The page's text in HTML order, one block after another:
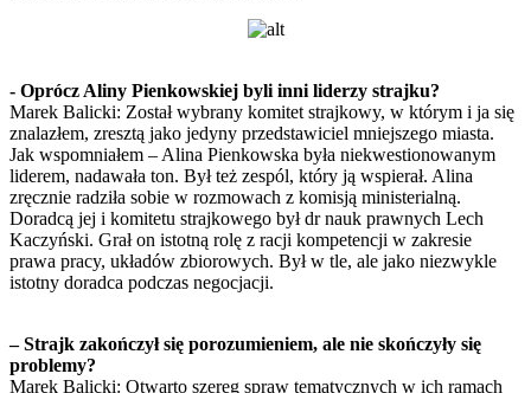
- Oprócz Aliny Pienkowskiej byli inni liderzy strajku?
Marek Balicki: Został wybrany komitet strajkowy, w którym i ja się
znalazłem, zresztą jako jedyny przedstawiciel mniejszego miasta.
Jak wspomniałem – Alina Pienkowska była niekwestionowanym
liderem, nadawała ton. Był też zespól, który ją wspierał. Alina
zręcznie radziła sobie w rozmowach z komisją ministerialną.
Doradcą jej i komitetu strajkowego był dr nauk prawnych Lech
Kaczyński. Grał on istotną rolę z racji kompetencji w zakresie
prawa pracy, układów zbiorowych. Był w tle, ale jako niezwykle
istotny doradca podczas negocjacji.
– Strajk zakończył się porozumieniem, ale nie skończyły się
problemy?
Marek Balicki: Otwarto szereg spraw tematycznych w ich ramach